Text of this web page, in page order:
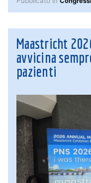
Maastricht
avvicina
pazienti